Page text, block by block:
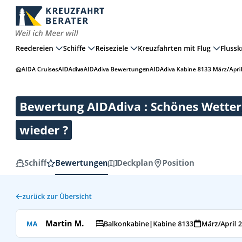
Reedereien Schiffe Reiseziele Kreuzfahrten mit Flug
AIDA CruisesAIDAdivaAIDAdiva BewertungenAIDAdiva Kabine 8133 März/
Bewertung AIDAdiva : Schönes
wieder ?
Schiff Bewertungen Deckplan Position
zurück zur Übersicht
MA Martin M. Balkonkabine| Kabine 8133 März/April